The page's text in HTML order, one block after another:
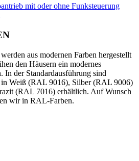
aus modernen Farben hergestellt
den Häusern ein modernes
In der Standardausführung sind
in Weiß (RAL 9016), Silber (RAL 9006)
(RAL 7016) erhältlich. Auf Wunsch
wir in RAL-Farben.